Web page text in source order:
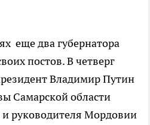
еще два губернатора
постов. В четверг
Владимир Путин
Самарской области
руководителя Мордовии